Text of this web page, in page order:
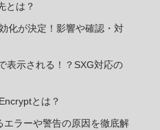
とは？
化が決定！影響や確認・対
表示される！？SXG対応の
とは？
エラーや警告の原因を徹底解